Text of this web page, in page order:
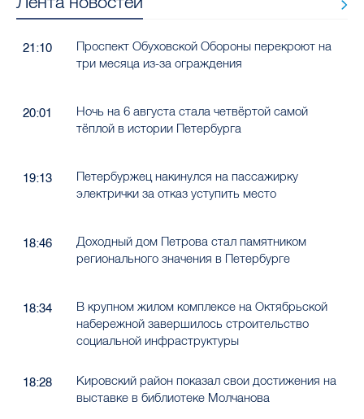
21:10
Проспект Обуховской Обороны перекроют на
три месяца из-за ограждения
20:01
Ночь на 6 августа стала четвёртой самой
тёплой в истории Петербурга
19:13
Петербуржец накинулся на пассажирку
электрички за отказ уступить место
18:46
Доходный дом Петрова стал памятником
регионального значения в Петербурге
18:34
В крупном жилом комплексе на Октябрьской
набережной завершилось строительство
социальной инфраструктуры
18:28
Кировский район показал свои достижения на
выставке в библиотеке Молчанова